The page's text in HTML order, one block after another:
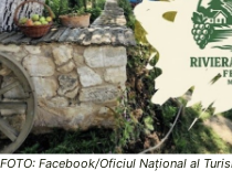
FOTO: Facebook/Oficiul Național al